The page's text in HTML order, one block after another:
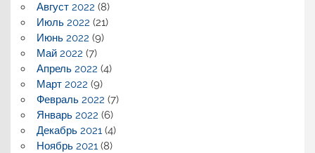
Август 2022 (8)
Июль 2022 (21)
Июнь 2022 (9)
Май 2022 (7)
Апрель 2022 (4)
Март 2022 (9)
Февраль 2022 (7)
Январь 2022 (6)
Декабрь 2021(4)
Ноябрь 2021(8)